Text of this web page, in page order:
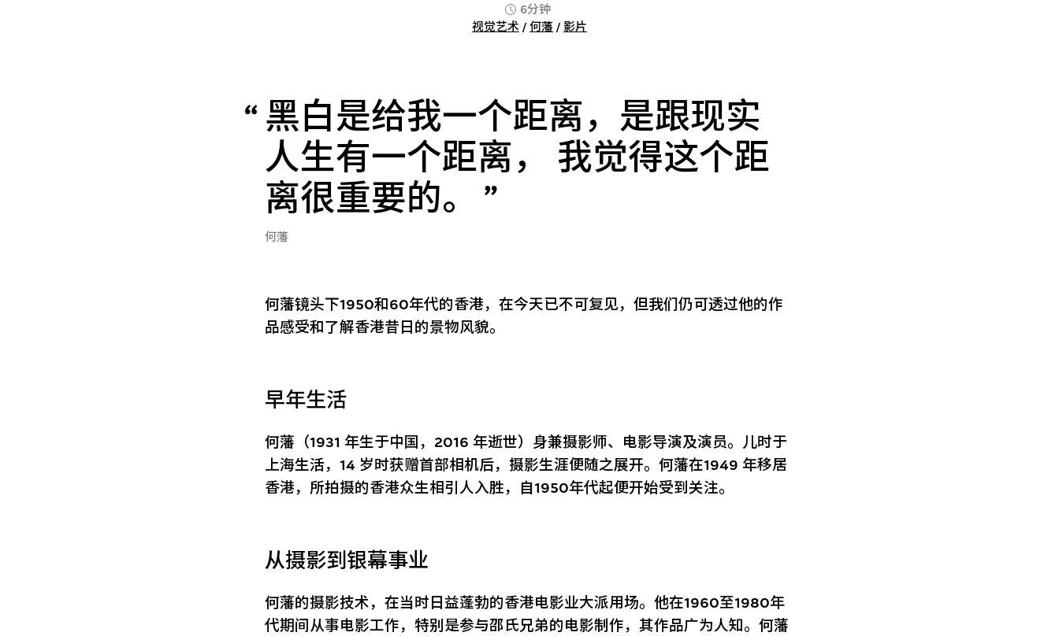
6分钟
视觉艺术 / 何藩 / 影片
黑白是给我一个距离，是跟现实
人生有一个距离， 我觉得这个距
离很重要的。
何藩
何藩镜头下1950和60年代的香港，在今天已不可复见，但我们仍可透过他的作
品感受和了解香港昔日的景物风貌。
早年生活
何藩（1931 年生于中国，2016 年逝世）身兼摄影师、电影导演及演员。儿时于
上海生活，14 岁时获赠首部相机后，摄影生涯便随之展开。何藩在1949 年移居
香港，所拍摄的香港众生相引人入胜，自1950年代起便开始受到关注。
从摄影到银幕事业
何藩的摄影技术，在当时日益蓬勃的香港电影业大派用场。他在1960至1980年
代期间从事电影工作，特别是参与邵氏兄弟的电影制作，其作品广为人知。何藩